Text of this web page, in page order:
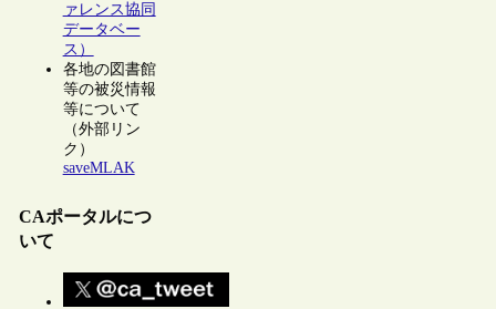
ァレンス協同
データベー
ス）
各地の図書館
等の被災情報
等について
（外部リン
ク）
saveMLAK
CAポータルにつ
いて